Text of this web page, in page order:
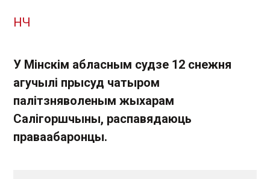
НЧ
У Мінскім абласным судзе 12 снежня
агучылі прысуд чатыром
палітзняволеным жыхарам
Салігоршчыны, распавядаюць
праваабаронцы.